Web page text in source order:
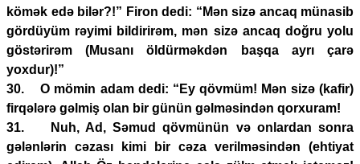
kömək edə bilər?!” Firon dedi: “Mən sizə ancaq münasib
gördüyüm rəyimi bildirirəm, mən sizə ancaq doğru yolu
göstərirəm (Musanı öldürməkdən başqa ayrı çarə
yoxdur)!”
30. O mömin adam dedi: “Ey qövmüm! Mən sizə (kafir)
firqələrə gəlmiş olan bir günün gəlməsindən qorxuram!
31. Nuh, Ad, Səmud qövmünün və onlardan sonra
gələnlərin cəzası kimi bir cəza verilməsindən (ehtiyat